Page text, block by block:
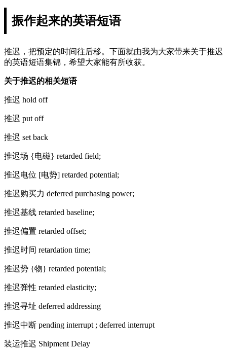
振作起来的英语短语
推迟，把预定的时间往后移。下面就由我为大家带来关于推迟
的英语短语集锦，希望大家能有所收获。
关于推迟的相关短语
推迟 hold off
推迟 put off
推迟 set back
推迟场 {电磁} retarded field;
推迟电位 [电势] retarded potential;
推迟购买力 deferred purchasing power;
推迟基线 retarded baseline;
推迟偏置 retarded offset;
推迟时间 retardation time;
推迟势 {物} retarded potential;
推迟弹性 retarded elasticity;
推迟寻址 deferred addressing
推迟中断 pending interrupt ; deferred interrupt
装运推迟 Shipment Delay